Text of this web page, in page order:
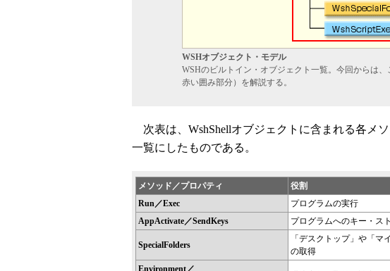
WSHオブジェクト・モデル
WSHのビルトイン・オブジェクト一覧。今回からは
赤い囲み部分）を解説する。
次表は、WshShellオブジェクトに含まれる各メ
一覧にしたものである。
メソッド／プロパティ
役割
Run／Exec
プログラムの実行
AppActivate／SendKeys
プログラムへのキー・ス
SpecialFolders
「デスクトップ」や「
の取得
Environment／